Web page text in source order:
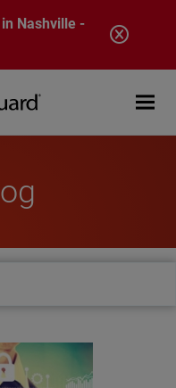
Nashville -
Open